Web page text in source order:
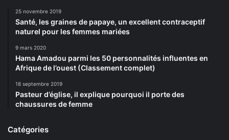
25 novembre 2019
Santé, les graines de papaye, un excellent contraceptif
naturel pour les femmes mariées
9 mars 2020
Hama Amadou parmi les 50 personnalités influentes en
Afrique de l’ouest (Classement complet)
18 septembre 2019
Pasteur d’église, il explique pourquoi il porte des
chaussures de femme
Catégories